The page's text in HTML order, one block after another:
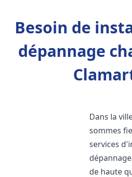
Besoin de
dépannage
Dans la
sommes
services
de haute